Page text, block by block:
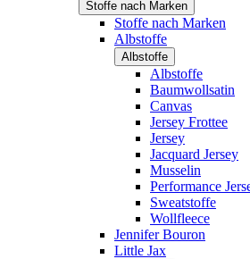
Stoffe nach Marken
Stoffe nach Marken
Albstoffe
Albstoffe
Albstoffe
Baumwollsatin
Canvas
Jersey Frottee
Jersey
Jacquard Jersey
Musselin
Performance
Sweatstoffe
Wollfleece
Jennifer Bouron
Little Jax